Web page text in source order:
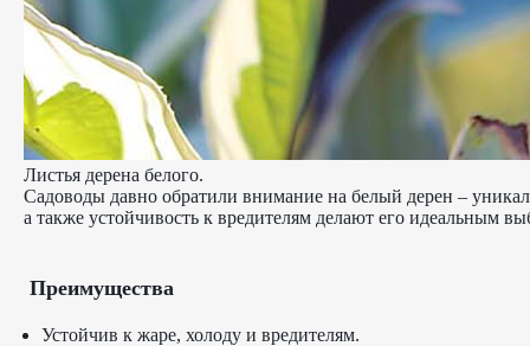
Листья дерена белого.
Садоводы давно обратили внимание на белый дерен –
а также устойчивость к вредителям делают его идеальным
Преимущества
Устойчив к жаре, холоду и вредителям.